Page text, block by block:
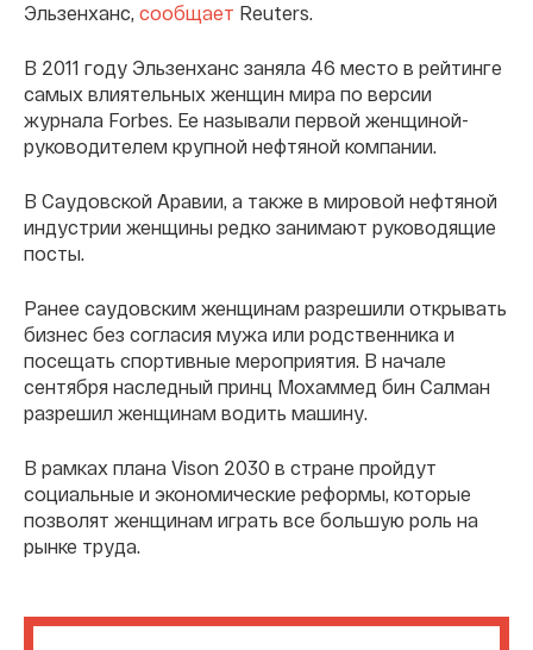
Эльзенханс, сообщает Reuters.
В 2011 году Эльзенханс заняла 46 место в рейтинге
самых влиятельных женщин мира по версии
журнала Forbes. Ее называли первой женщиной-
руководителем крупной нефтяной компании.
В Саудовской Аравии, а также в мировой нефтяной
индустрии женщины редко занимают руководящие
посты.
Ранее саудовским женщинам разрешили открывать
бизнес без согласия мужа или родственника и
посещать спортивные мероприятия. В начале
сентября наследный принц Мохаммед бин Салман
разрешил женщинам водить машину.
В рамках плана Vison 2030 в стране пройдут
социальные и экономические реформы, которые
позволят женщинам играть все большую роль на
рынке труда.